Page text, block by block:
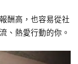
酬高，也容易從社
、熱愛行動的你。